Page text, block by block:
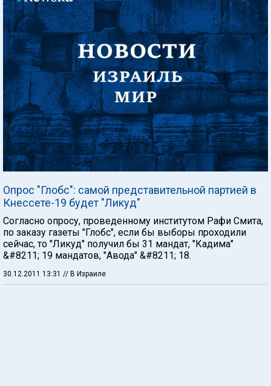
Опрос "Глобс": самой представительной партией в
Кнессете-19 будет "Ликуд"
Согласно опросу, проведенному институтом Рафи Смита,
по заказу газеты "Глобс", если бы выборы проходили
сейчас, то "Ликуд" получил бы 31 мандат, "Кадима"
&#8211; 19 мандатов, "Авода" &#8211; 18.
30.12.2011 13:31 // В Израиле